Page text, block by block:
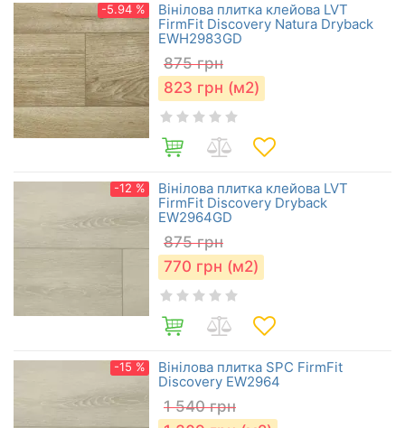
-5.94 %
Вінілова плитка клейова LVT
FirmFit Discovery Natura Dryback
EWH2983GD
875 грн
823 грн (м2)
-12 %
Вінілова плитка клейова LVT
FirmFit Discovery Dryback
EW2964GD
875 грн
770 грн (м2)
-15 %
Вінілова плитка SPC FirmFit
Discovery EW2964
1 540 грн